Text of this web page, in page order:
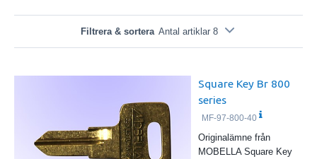
Filtrera & sortera Antal artiklar 8
Square Key Br 800
series
MF-97-800-40
Originalämne från
MOBELLA Square Key